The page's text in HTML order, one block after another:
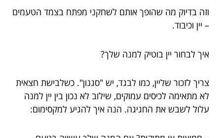
וזה בדיוק מה שהופך אותם לשחקני מפתח בצמד הטעמים
– יין וכיבוד.
איך לבחור יין בוטיק למנה שלך?
צריך לזכור שליין, כמו לבגד, יש "סגנון". כשלבישת חצאית
לא מתאימה לכיסים עמוקים, שילוב לא נכון בין יין למנה
עלול לשבש את החגיגה. הנה איך להגיע למקסימום: